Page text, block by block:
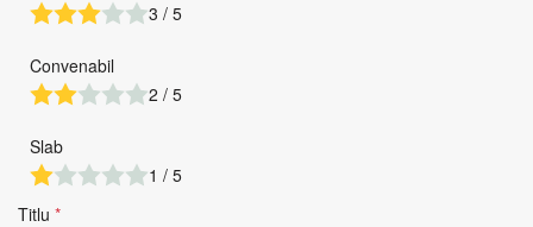
3 / 5
Convenabil
2 / 5
Slab
1 / 5
Titlu *